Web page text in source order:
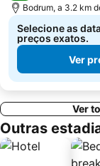
Bodrum, a 3.2 km
Selecione as
preços exatos.
Ver
Ver
Outras